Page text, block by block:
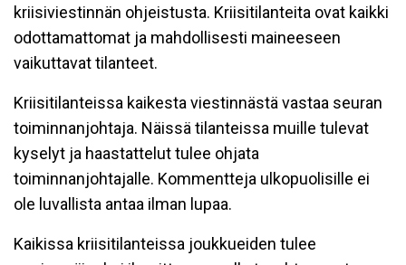
kriisiviestinnän ohjeistusta. Kriisitilanteita ovat kaikki
odottamattomat ja mahdollisesti maineeseen
vaikuttavat tilanteet.
Kriisitilanteissa kaikesta viestinnästä vastaa seuran
toiminnanjohtaja. Näissä tilanteissa muille tulevat
kyselyt ja haastattelut tulee ohjata
toiminnanjohtajalle. Kommentteja ulkopuolisille ei
ole luvallista antaa ilman lupaa.
Kaikissa kriisitilanteissa joukkueiden tulee